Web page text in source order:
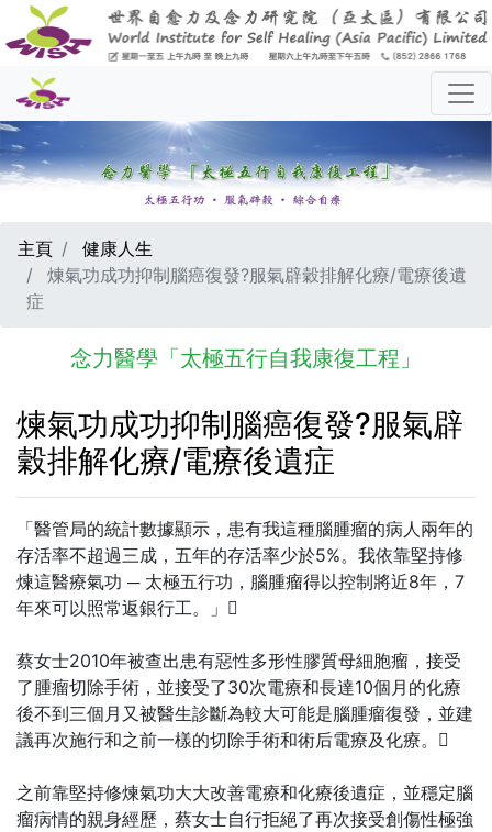
主頁
健康人生
煉氣功成功抑制腦癌復發?服氣辟穀排解化療/電療後遺
症
念力醫學「太極五行自我康復工程」
煉氣功成功抑制腦癌復發?服氣辟
穀排解化療/電療後遺症
「醫管局的統計數據顯示，患有我這種腦腫瘤的病人兩年的
存活率不超過三成，五年的存活率少於5%。我依靠堅持修
煉這醫療氣功 ─ 太極五行功，腦腫瘤得以控制將近8年，7
年來可以照常返銀行工。」
蔡女士2010年被查出患有惡性多形性膠質母細胞瘤，接受
了腫瘤切除手術，並接受了30次電療和長達10個月的化療
後不到三個月又被醫生診斷為較大可能是腦腫瘤復發，並建
議再次施行和之前一樣的切除手術和術后電療及化療。
之前靠堅持修煉氣功大大改善電療和化療後遺症，並穩定腦
瘤病情的親身經歷，蔡女士自行拒絕了再次接受創傷性極強